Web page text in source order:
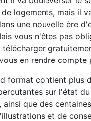
logements, mais il
une nouvelle ère
vous n'êtes pas
télécharger
en rendre compte
format contient plus
sur l'état
que des
et de